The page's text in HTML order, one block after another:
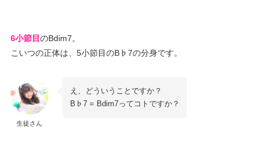
6小節目のBdim7。
こいつの正体は、5小節目のB♭7の分身です。
生徒さん
え、どういうことですか？
B♭7 = Bdim7ってコトですか？